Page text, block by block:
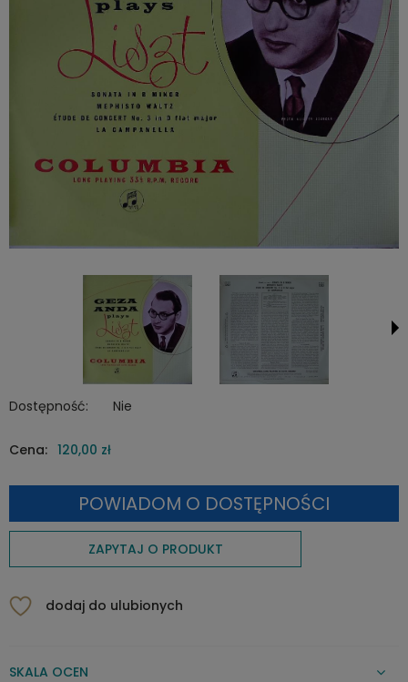
Dostępność: Nie
Cena: 120,00 zł
POWIADOM O DOSTĘPNOŚCI
ZAPYTAJ O PRODUKT
dodaj do ulubionych
SKALA OCEN